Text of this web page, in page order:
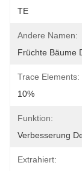
TE
Andere Namen:
Früchte Bäume
Trace Elements:
10%
Funktion:
Verbesserung
Extrahiert: